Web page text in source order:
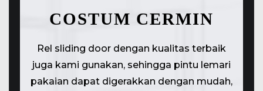
COSTUM CERMIN
Rel sliding door dengan kualitas terbaik
juga kami gunakan, sehingga pintu lemari
pakaian dapat digerakkan dengan mudah,